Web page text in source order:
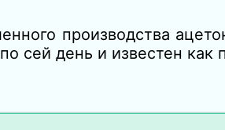
производства
сей день и известен как